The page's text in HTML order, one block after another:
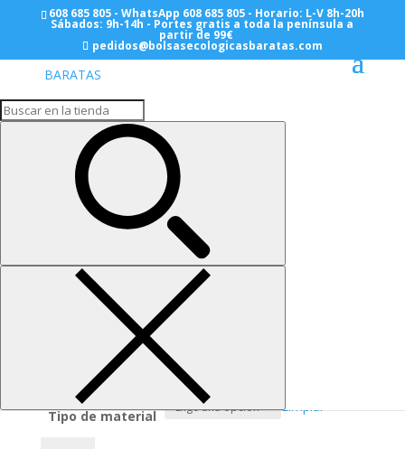
608 685 805 - WhatsApp 608 685 805 - Horario: L-V 8h-20h
Sábados: 9h-14h - Portes gratis a toda la península a
partir de 99€
pedidos@bolsasecologicasbaratas.com
Inicio/BOLSAS PAPEL/Asa Rizada
Normales/
Bolsas
Asa Retorcida 18+9×39 –
300 Bolsas
Desde:52,14€
Bolsas de Asa Rizada 18+9×39 (Caja de 300 Unidades)
100 grs. Sin Impresión.
Color de la bolsa
Tipo de material
Limpiar